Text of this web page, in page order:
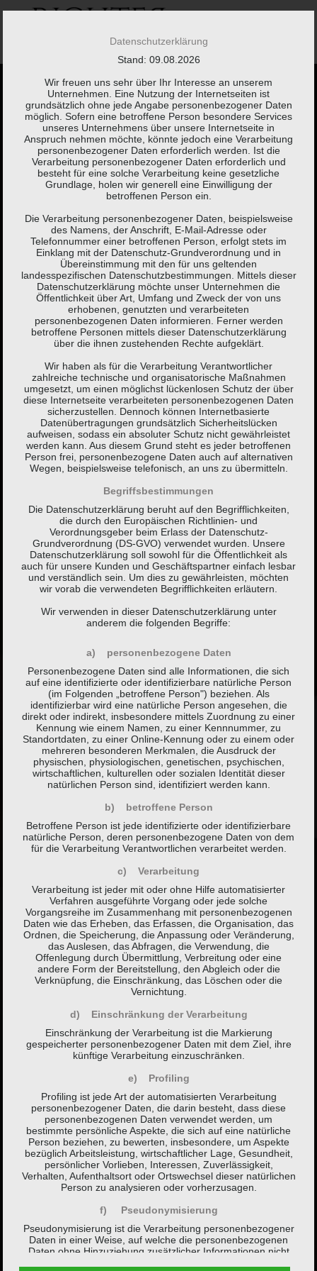
Springe
Inhalt
Kaum etwas braucht
so viel Erklärung wie
eine Steuererklärung.
Brigitte Fuchs,Schweizer Autorin, Lyrikerin, Sprachspielerin
(*1951)
KONTAKT LEISTUNGEN
Datenschutzerklärung
Stand: 09.08.2026
Wir freuen uns sehr über Ihr Interesse an unserem
Unternehmen. Eine Nutzung der Internetseiten ist
grundsätzlich ohne jede Angabe personenbezogener Daten
möglich. Sofern eine betroffene Person besondere Services
unseres Unternehmens über unsere Internetseite in
Anspruch nehmen möchte, könnte jedoch eine Verarbeitung
personenbezogener Daten erforderlich werden. Ist die
Verarbeitung personenbezogener Daten erforderlich und
besteht für eine solche Verarbeitung keine gesetzliche
Grundlage, holen wir generell eine Einwilligung der
betroffenen Person ein.
Die Verarbeitung personenbezogener Daten, beispielsweise
des Namens, der Anschrift, E-Mail-Adresse oder
Telefonnummer einer betroffenen Person, erfolgt stets im
Einklang mit der Datenschutz-Grundverordnung und in
Übereinstimmung mit den für uns geltenden
landesspezifischen Datenschutzbestimmungen. Mittels dieser
Datenschutzerklärung möchte unser Unternehmen die
Öffentlichkeit über Art, Umfang und Zweck der von uns
erhobenen, genutzten und verarbeiteten
personenbezogenen Daten informieren. Ferner werden
betroffene Personen mittels dieser Datenschutzerklärung
über die ihnen zustehenden Rechte aufgeklärt.
Wir haben als für die Verarbeitung Verantwortlicher
zahlreiche technische und organisatorische Maßnahmen
umgesetzt, um einen möglichst lückenlosen Schutz der über
diese Internetseite verarbeiteten personenbezogenen Daten
sicherzustellen. Dennoch können Internetbasierte
Datenübertragungen grundsätzlich Sicherheitslücken
aufweisen, sodass ein absoluter Schutz nicht gewährleistet
werden kann. Aus diesem Grund steht es jeder betroffenen
Person frei, personenbezogene Daten auch auf alternativen
Wegen, beispielsweise telefonisch, an uns zu übermitteln.
Begriffsbestimmungen
Die Datenschutzerklärung beruht auf den Begrifflichkeiten,
die durch den Europäischen Richtlinien- und
Verordnungsgeber beim Erlass der Datenschutz-
Grundverordnung (DS-GVO) verwendet wurden. Unsere
Datenschutzerklärung soll sowohl für die Öffentlichkeit als
auch für unsere Kunden und Geschäftspartner einfach lesbar
und verständlich sein. Um dies zu gewährleisten, möchten
wir vorab die verwendeten Begrifflichkeiten erläutern.
Wir verwenden in dieser Datenschutzerklärung unter
anderem die folgenden Begriffe:
a) personenbezogene Daten
Personenbezogene Daten sind alle Informationen, die sich
auf eine identifizierte oder identifizierbare natürliche Person
(im Folgenden „betroffene Person") beziehen. Als
identifizierbar wird eine natürliche Person angesehen, die
direkt oder indirekt, insbesondere mittels Zuordnung zu einer
Kennung wie einem Namen, zu einer Kennnummer, zu
Standortdaten, zu einer Online-Kennung oder zu einem oder
mehreren besonderen Merkmalen, die Ausdruck der
physischen, physiologischen, genetischen, psychischen,
wirtschaftlichen, kulturellen oder sozialen Identität dieser
natürlichen Person sind, identifiziert werden kann.
b) betroffene Person
Betroffene Person ist jede identifizierte oder identifizierbare
natürliche Person, deren personenbezogene Daten von dem
für die Verarbeitung Verantwortlichen verarbeitet werden.
c) Verarbeitung
Verarbeitung ist jeder mit oder ohne Hilfe automatisierter
Verfahren ausgeführte Vorgang oder jede solche
Vorgangsreihe im Zusammenhang mit personenbezogenen
Daten wie das Erheben, das Erfassen, die Organisation, das
Ordnen, die Speicherung, die Anpassung oder Veränderung,
das Auslesen, das Abfragen, die Verwendung, die
Offenlegung durch Übermittlung, Verbreitung oder eine
andere Form der Bereitstellung, den Abgleich oder die
Verknüpfung, die Einschränkung, das Löschen oder die
Vernichtung.
d) Einschränkung der Verarbeitung
Einschränkung der Verarbeitung ist die Markierung
gespeicherter personenbezogener Daten mit dem Ziel, ihre
künftige Verarbeitung einzuschränken.
e) Profiling
Profiling ist jede Art der automatisierten Verarbeitung
personenbezogener Daten, die darin besteht, dass diese
personenbezogenen Daten verwendet werden, um
bestimmte persönliche Aspekte, die sich auf eine natürliche
Person beziehen, zu bewerten, insbesondere, um Aspekte
bezüglich Arbeitsleistung, wirtschaftlicher Lage, Gesundheit,
persönlicher Vorlieben, Interessen, Zuverlässigkeit,
Verhalten, Aufenthaltsort oder Ortswechsel dieser natürlichen
Person zu analysieren oder vorherzusagen.
f) Pseudonymisierung
Pseudonymisierung ist die Verarbeitung personenbezogener
Daten in einer Weise, auf welche die personenbezogenen
Daten ohne Hinzuziehung zusätzlicher Informationen nicht